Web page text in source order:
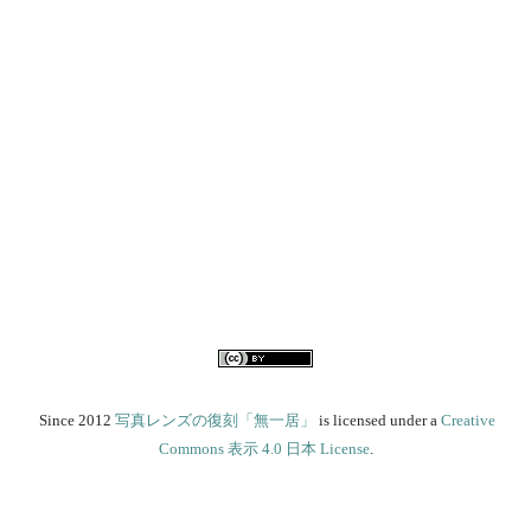
Since 2012 写真レンズの復刻「無一居」 is licensed under a Creative
Commons 表示 4.0 日本 License.